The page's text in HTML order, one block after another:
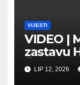
VIJESTI
VIDEO |
zastavu
Čapljini:
uhićenje
LIP 12, 2026